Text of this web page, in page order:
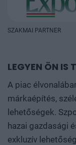
SZAKMAI PARTNER
LEGYEN ÖN IS
A piac
márkaépítés,
lehetőségek.
hazai gazdasági
exkluzív